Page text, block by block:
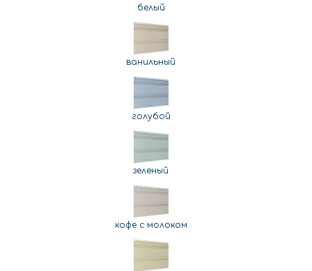
белый
ванильный
голубой
зеленый
кофе с молоком